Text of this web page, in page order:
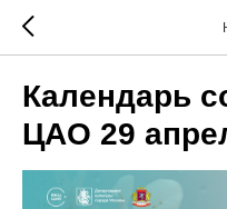
Календарь
ЦАО 29